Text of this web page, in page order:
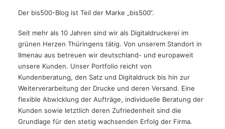
Der bis500-Blog ist Teil der Marke „bis500“.
Seit mehr als 10 Jahren sind wir als Digitaldruckerei im
grünen Herzen Thüringens tätig. Von unserem Standort in
Ilmenau aus betreuen wir deutschland- und europaweit
unsere Kunden. Unser Portfolio reicht von
Kundenberatung, den Satz und Digitaldruck bis hin zur
Weiterverarbeitung der Drucke und deren Versand. Eine
flexible Abwicklung der Aufträge, individuelle Beratung der
Kunden sowie letztlich deren Zufriedenheit sind die
Grundlage für den stetig wachsenden Erfolg der Firma.